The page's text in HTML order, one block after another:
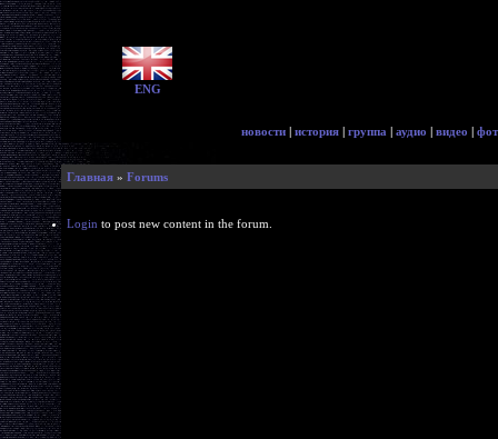
ENG
новости | история | группа | аудио | видео |
Главная » Forums
Login to post new content in the forum.